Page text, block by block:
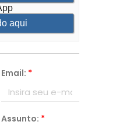
aqui
Email: *
Assunto: *